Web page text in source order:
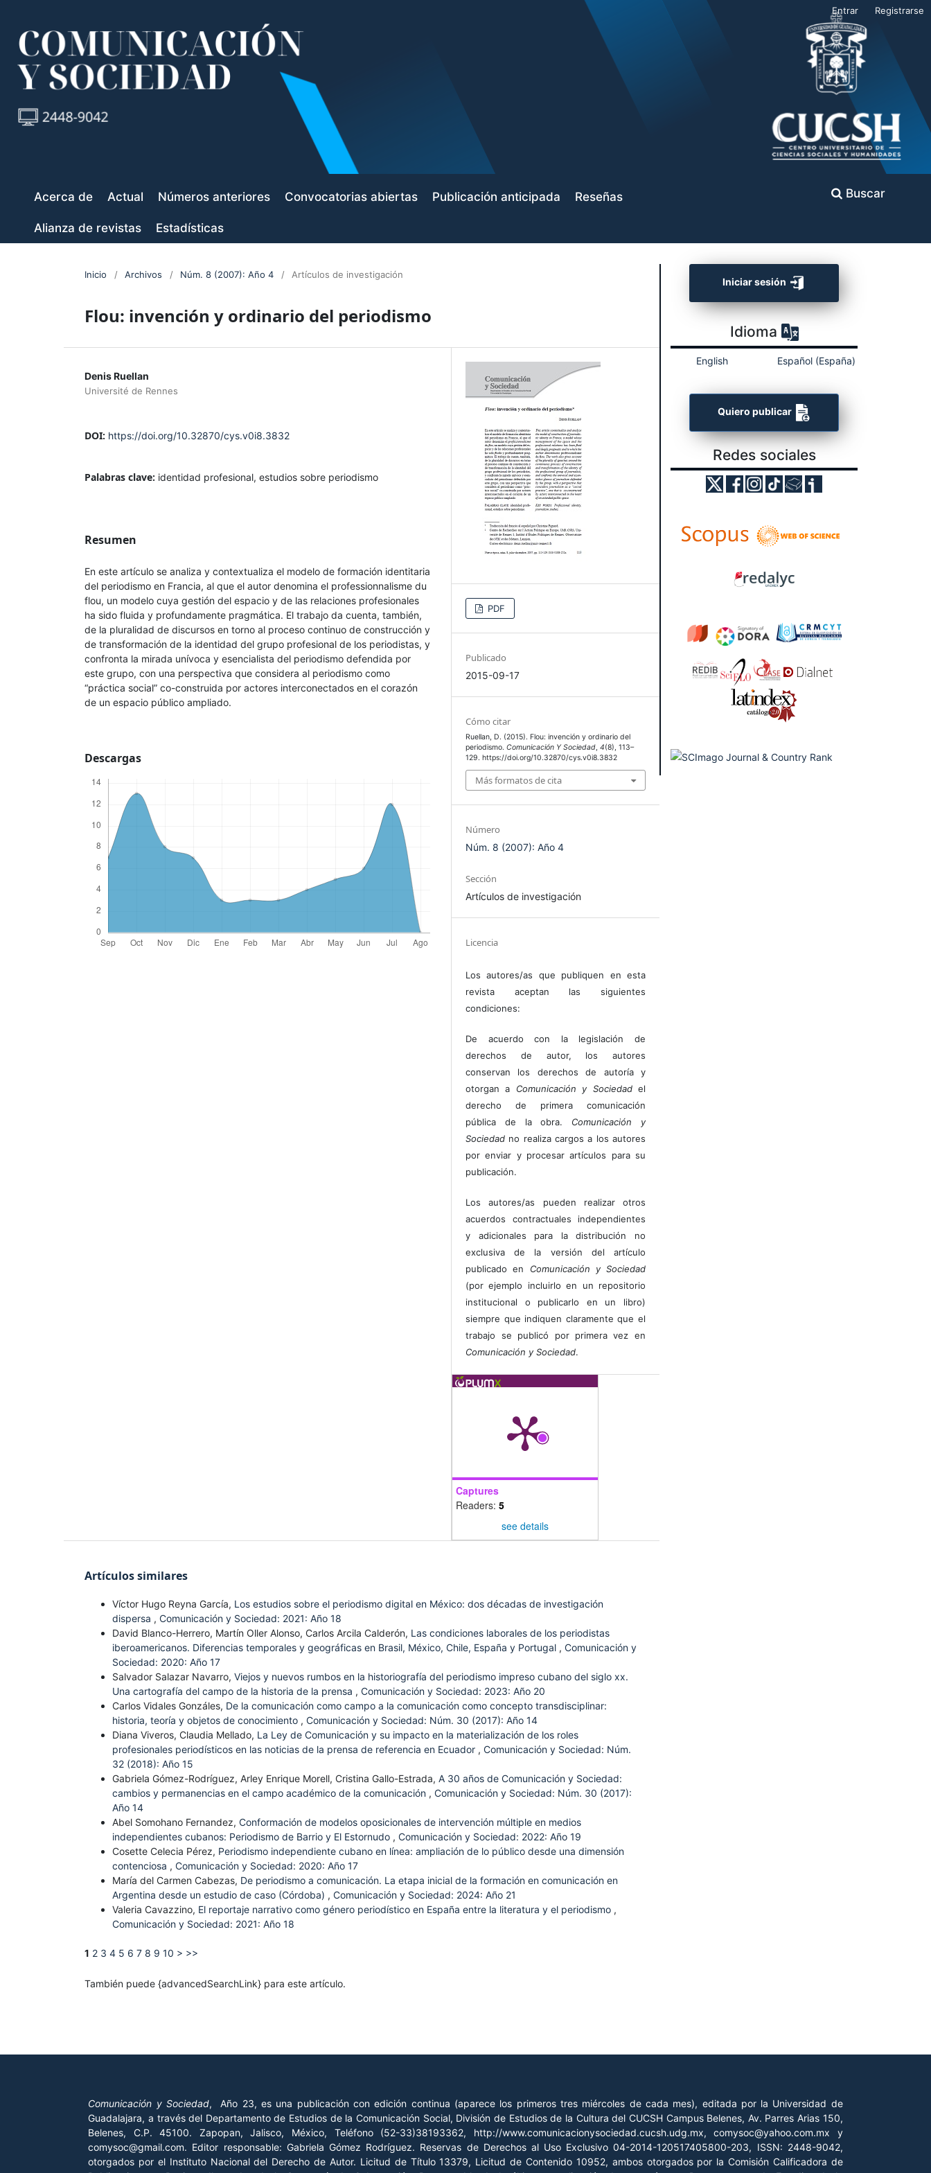
Acerca de Actual Números anteriores Convocatorias abiertas Publicación anticipada Reseñas
Alianza de revistas Estadísticas
Buscar
Entrar Registrarse
Inicio / Archivos / Núm. 8 (2007): Año 4 / Artículos de investigación
Flou: invención y ordinario del periodismo
Denis Ruellan
Université de Rennes
DOI: https://doi.org/10.32870/cys.v0i8.3832
Palabras clave: identidad profesional, estudios sobre periodismo
Resumen
En este artículo se analiza y contextualiza el modelo de formación identitaria
del periodismo en Francia, al que el autor denomina el professionnalisme du
flou, un modelo cuya gestión del espacio y de las relaciones profesionales
ha sido fluida y profundamente pragmática. El trabajo da cuenta, también,
de la pluralidad de discursos en torno al proceso continuo de construcción y
de transformación de la identidad del grupo profesional de los periodistas, y
confronta la mirada unívoca y esencialista del periodismo defendida por
este grupo, con una perspectiva que considera al periodismo como
“práctica social” co-construida por actores interconectados en el corazón
de un espacio público ampliado.
Descargas
PDF
Publicado
2015-09-17
Cómo citar
Ruellan, D. (2015). Flou: invención y ordinario del
periodismo.Comunicación Y Sociedad,4(8), 113–
129. https://doi.org/10.32870/cys.v0i8.3832
Más formatos de cita
Número
Núm. 8 (2007): Año 4
Sección
Artículos de investigación
Licencia
Los autores/as que publiquen en esta
revista aceptan las siguientes
condiciones:
De acuerdo con la legislación de
derechos de autor, los autores
conservan los derechos de autoría y
otorgan a Comunicación y Sociedadel
derecho de primera comunicación
pública de la obra. Comunicación y
Sociedad no realiza cargos a los autores
por enviar y procesar artículos para su
publicación.
Los autores/as pueden realizar otros
acuerdos contractuales independientes
y adicionales para la distribución no
exclusiva de la versión del artículo
publicado en Comunicación y Sociedad
(por ejemplo incluirlo en un repositorio
institucional o publicarlo en un libro)
siempre que indiquen claramente que el
trabajo se publicó por primera vez en
Comunicación y Sociedad.
Captures
Readers: 5
see details
Artículos similares
Víctor Hugo Reyna García, Los estudios sobre el periodismo digital en México: dos décadas de investigación
dispersa , Comunicación y Sociedad: 2021: Año 18
David Blanco-Herrero, Martín Oller Alonso, Carlos Arcila Calderón, Las condiciones laborales de los periodistas
iberoamericanos. Diferencias temporales y geográficas en Brasil, México, Chile, España y Portugal , Comunicación y
Sociedad: 2020: Año 17
Salvador Salazar Navarro, Viejos y nuevos rumbos en la historiografía del periodismo impreso cubano del siglo xx.
Una cartografía del campo de la historia de la prensa , Comunicación y Sociedad: 2023: Año 20
Carlos Vidales Gonzáles, De la comunicación como campo a la comunicación como concepto transdisciplinar:
historia, teoría y objetos de conocimiento , Comunicación y Sociedad: Núm. 30 (2017): Año 14
Diana Viveros, Claudia Mellado, La Ley de Comunicación y su impacto en la materialización de los roles
profesionales periodísticos en las noticias de la prensa de referencia en Ecuador , Comunicación y Sociedad: Núm.
32 (2018): Año 15
Gabriela Gómez-Rodríguez, Arley Enrique Morell, Cristina Gallo-Estrada, A 30 años de Comunicación y Sociedad:
cambios y permanencias en el campo académico de la comunicación , Comunicación y Sociedad: Núm. 30 (2017):
Año 14
Abel Somohano Fernandez, Conformación de modelos oposicionales de intervención múltiple en medios
independientes cubanos: Periodismo de Barrio y El Estornudo , Comunicación y Sociedad: 2022: Año 19
Cosette Celecia Pérez, Periodismo independiente cubano en línea: ampliación de lo público desde una dimensión
contenciosa , Comunicación y Sociedad: 2020: Año 17
María del Carmen Cabezas, De periodismo a comunicación. La etapa inicial de la formación en comunicación en
Argentina desde un estudio de caso (Córdoba) , Comunicación y Sociedad: 2024: Año 21
Valeria Cavazzino, El reportaje narrativo como género periodístico en España entre la literatura y el periodismo ,
Comunicación y Sociedad: 2021: Año 18
1 2 3 4 5 6 7 8 9 10 > >>
También puede {advancedSearchLink} para este artículo.
Iniciar sesión
Idioma
English Español (España)
Quiero publicar
Redes sociales
Comunicación y Sociedad, Año 23, es una publicación con edición continua (aparece los primeros tres miércoles de cada mes), editada por la Universidad de
Guadalajara, a través del Departamento de Estudios de la Comunicación Social, División de Estudios de la Cultura del CUCSH Campus Belenes, Av. Parres Arias 150,
Belenes, C.P. 45100. Zapopan, Jalisco, México, Teléfono (52-33)38193362, http://www.comunicacionysociedad.cucsh.udg.mx, comysoc@yahoo.com.mx y
comysoc@gmail.com. Editor responsable: Gabriela Gómez Rodríguez. Reservas de Derechos al Uso Exclusivo 04-2014-120517405800-203, ISSN: 2448-9042,
otorgados por el Instituto Nacional del Derecho de Autor. Licitud de Título 13379, Licitud de Contenido 10952, ambos otorgados por la Comisión Calificadora de